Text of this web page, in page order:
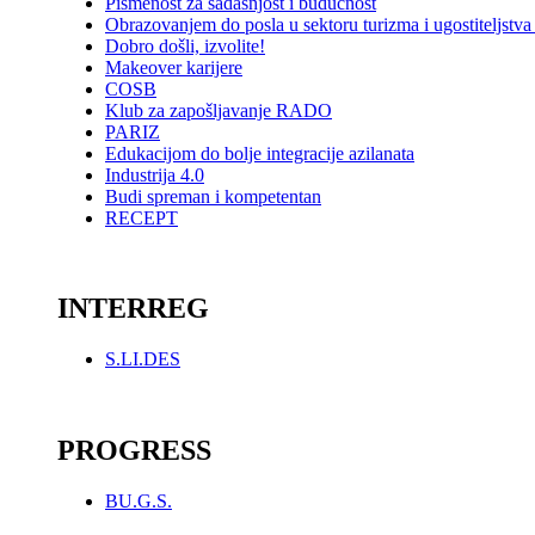
Obrazovanjem do posla u sektoru turizma i
Dobro došli, izvolite!
Makeover karijere
COSB
Klub za zapošljavanje RADO
PARIZ
Edukacijom do bolje integracije azilanata
Industrija 4.0
Budi spreman i kompetentan
RECEPT
INTERREG
S.LI.DES
PROGRESS
BU.G.S.